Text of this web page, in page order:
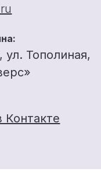
ул. Тополиная,
Контакте